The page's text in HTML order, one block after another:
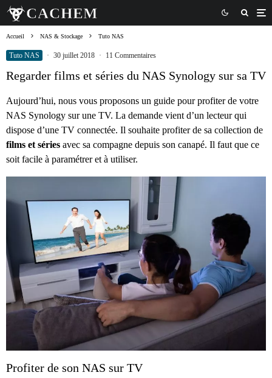
Accueil NAS & Stockage Tuto NAS
Tuto NAS · 30 juillet 2018 · 11 Commentaires
Regarder films et séries du NAS Synology sur sa TV
Aujourd’hui, nous vous proposons un guide pour profiter de votre
NAS Synology sur une TV. La demande vient d’un lecteur qui
dispose d’une TV connectée. Il souhaite profiter de sa collection de
films et séries avec sa compagne depuis son canapé. Il faut que ce
soit facile à paramétrer et à utiliser.
Profiter de son NAS sur TV